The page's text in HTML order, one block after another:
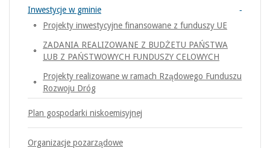
Inwestycje w gminie
Projekty inwestycyjne finansowane z funduszy UE
ZADANIA REALIZOWANE Z BUDŻETU PAŃSTWA
LUB Z PAŃSTWOWYCH FUNDUSZY CELOWYCH
Projekty realizowane w ramach Rządowego Funduszu
Rozwoju Dróg
Plan gospodarki niskoemisyjnej
Organizacje pozarządowe